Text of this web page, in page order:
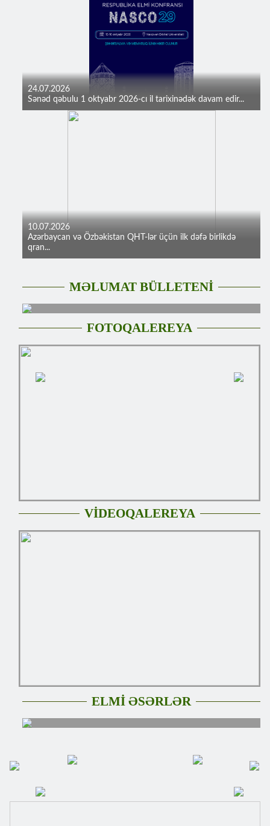
24.07.2026
Sənəd qəbulu 1 oktyabr 2026-cı il tarixinədək davam edir...
10.07.2026
Azərbaycan və Özbəkistan QHT-lər üçün ilk dəfə birlikdə
qran...
MƏLUMAT BÜLLETENİ
FOTOQALEREYA
VİDEOQALEREYA
ELMİ ƏSƏRLƏR